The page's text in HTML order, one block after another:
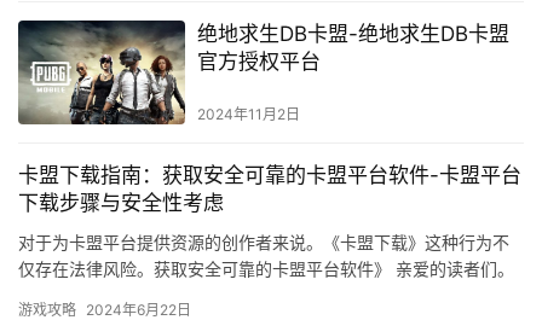
绝地求生DB卡盟-绝地求生DB卡盟
官方授权平台
2024年11月2日
卡盟下载指南：获取安全可靠的卡盟平台软件-卡盟平台
下载步骤与安全性考虑
对于为卡盟平台提供资源的创作者来说。《卡盟下载》这种行为不
仅存在法律风险。获取安全可靠的卡盟平台软件》 亲爱的读者们。
游戏攻略 2024年6月22日